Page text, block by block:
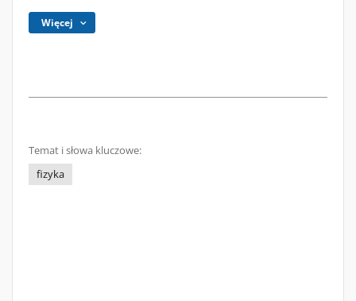
Więcej
Temat i słowa kluczowe:
fizyka